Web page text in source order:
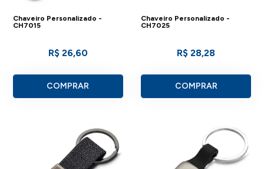
Chaveiro Personalizado -
CH7015
R$ 26,60
COMPRAR
Chaveiro Personalizado -
CH7025
R$ 28,28
COMPRAR